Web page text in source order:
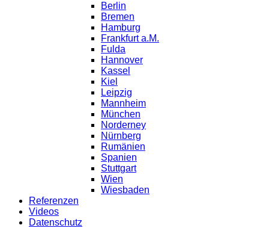
Berlin
Bremen
Hamburg
Frankfurt a.M.
Fulda
Hannover
Kassel
Kiel
Leipzig
Mannheim
München
Norderney
Nürnberg
Rumänien
Spanien
Stuttgart
Wien
Wiesbaden
Referenzen
Videos
Datenschutz